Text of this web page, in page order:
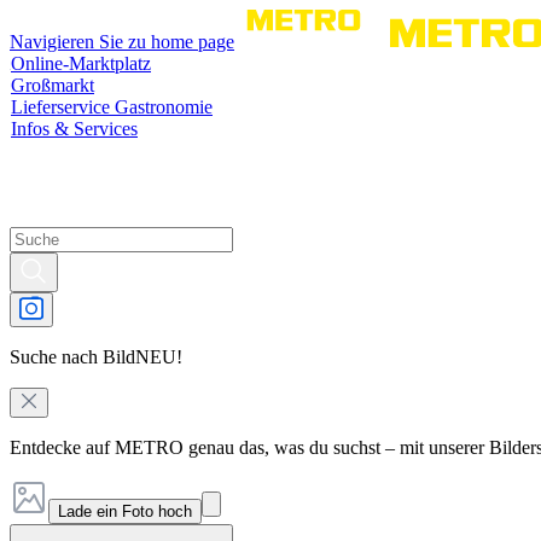
Navigieren Sie zu home page
Online-Marktplatz
Großmarkt
Lieferservice Gastronomie
Infos & Services
Suche nach BildNEU!
Entdecke auf METRO genau das, was du suchst – mit unserer
Lade ein Foto hoch